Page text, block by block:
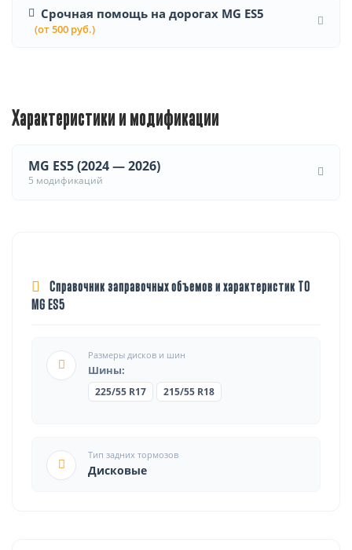
Срочная помощь на дорогах MG ES5
(от 500 руб.)
Характеристики и модификации
MG ES5 (2024 — 2026)
5 модификаций
Справочник заправочных объемов и характеристик ТО
MG ES5
Размеры дисков и шин
Шины:
225/55 R17 215/55 R18
Тип задних тормозов
Дисковые